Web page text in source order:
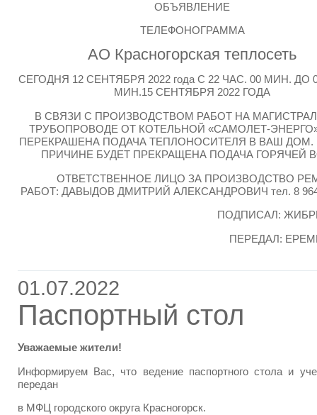
ОБЪЯВЛЕНИЕ
ТЕЛЕФОНОГРАММА
АО Красногорская теплосеть
СЕГОДНЯ 12 СЕНТЯБРЯ 2022 года С 22 ЧАС. 00 МИН. ДО
МИН.15 СЕНТЯБРЯ 2022 ГОДА
В СВЯЗИ С ПРОИЗВОДСТВОМ РАБОТ НА
ТРУБОПРОВОДЕ ОТ КОТЕЛЬНОЙ «САМОЛЕТ-
ПЕРЕКРАШЕНА ПОДАЧА ТЕПЛОНОСИТЕЛЯ В ВАШ ДОМ.
ПРИЧИНЕ БУДЕТ ПРЕКРАЩЕНА ПОДАЧА ГОРЯЧЕЙ
ОТВЕТСТВЕННОЕ ЛИЦО ЗА ПРОИЗВОДСТВО
РАБОТ: ДАВЫДОВ ДМИТРИЙ АЛЕКСАНДРОВИЧ тел. 8 964
ПОДПИСАЛ:
ПЕРЕДАЛ:
01.07.2022
Паспортный стол
Уважаемые жители!
Информируем Вас, что ведение паспортного стола и
передан
в МФЦ городского округа Красногорск.